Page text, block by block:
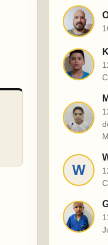
O
K
M
W
G